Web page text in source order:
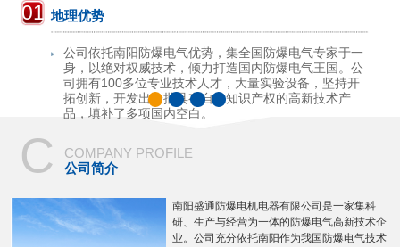
01 地理优势
公司依托南阳防爆电气优势，集全国防爆电气专家于一
身，以绝对权威技术，倾力打造国内防爆电气王国。公
司拥有100多位专业技术人才，大量实验设备，坚持开
拓创新，开发出一批具有自主知识产权的高新技术产
品，填补了多项国内空白。
C
COMPANY PROFILE
公司简介
南阳盛通防爆电机电器有限公司是一家集科
研、生产与经营为一体的防爆电气高新技术企
业。公司充分依托南阳作为我国防爆电气技术